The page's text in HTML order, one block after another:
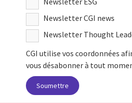
Newsletter CGI news
Newsletter Thought
CGI utilise vos coordonnées
vous désabonner à tout